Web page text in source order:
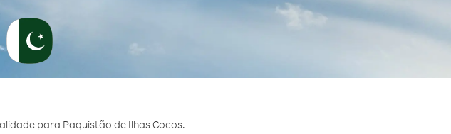
para Paquistão de Ilhas Cocos.